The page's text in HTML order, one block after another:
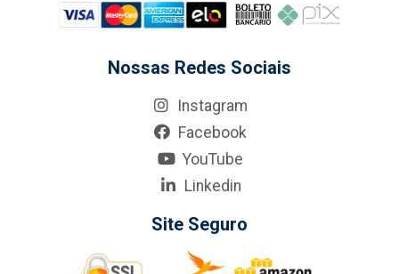
Nossas Redes Sociais
Instagram
Facebook
YouTube
Linkedin
Site Seguro